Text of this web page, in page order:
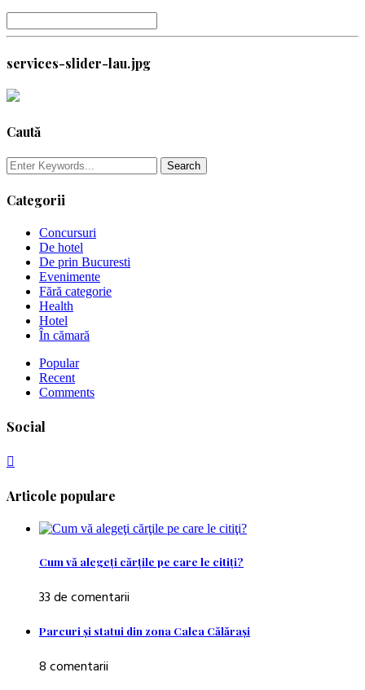
services-slider-lau.jpg
Caută
Categorii
Concursuri
De hotel
De prin Bucuresti
Evenimente
Fără categorie
Health
Hotel
În cămară
Popular
Recent
Comments
Social
Articole populare
Cum vă alegeţi cărţile pe care le citiţi?
33 de comentarii
Parcuri şi statui din zona Calea Călăraşi
8 comentarii